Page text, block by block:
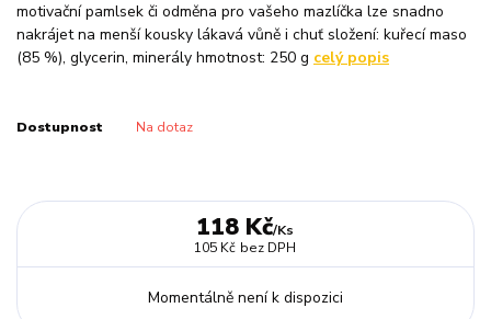
motivační pamlsek či odměna pro vašeho mazlíčka lze snadno
nakrájet na menší kousky lákavá vůně i chuť složení: kuřecí maso
(85 %), glycerin, minerály hmotnost: 250 g celý popis
Dostupnost Na dotaz
118 Kč/Ks
105 Kč bez DPH
Momentálně není k dispozici